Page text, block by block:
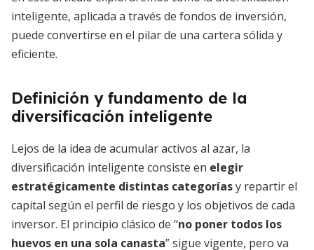
inteligente, aplicada a través de fondos de inversión,
puede convertirse en el pilar de una cartera sólida y
eficiente.
Definición y fundamento de la
diversificación inteligente
Lejos de la idea de acumular activos al azar, la
diversificación inteligente consiste en elegir
estratégicamente distintas categoríasy repartir el
capital según el perfil de riesgo y los objetivos de cada
inversor. El principio clásico de “no poner todos los
huevos en una sola canasta” sigue vigente, pero va